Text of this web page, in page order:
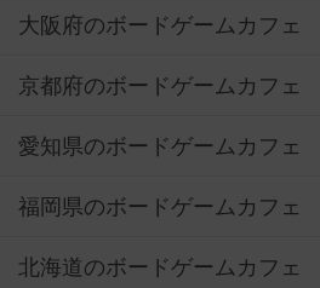
大阪府のボードゲームカフェ
京都府のボードゲームカフェ
愛知県のボードゲームカフェ
福岡県のボードゲームカフェ
北海道のボードゲームカフェ